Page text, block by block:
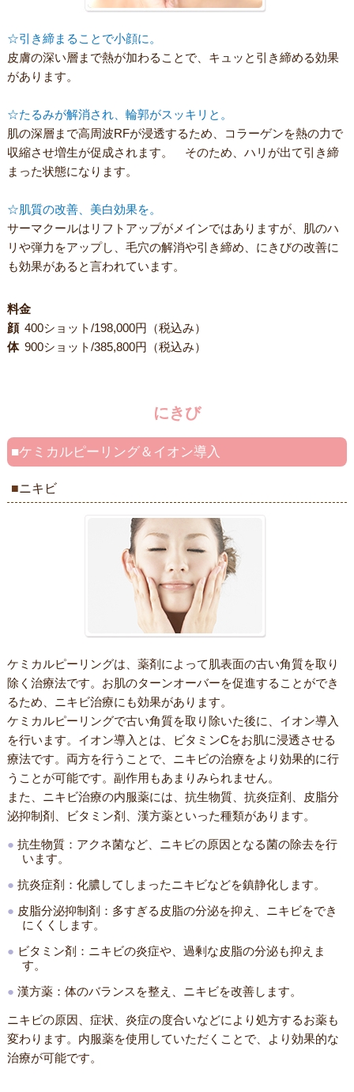
☆引き締まることで小顔に。
皮膚の深い層まで熱が加わることで、キュッと引き締める効果
があります。
☆たるみが解消され、輪郭がスッキリと。
肌の深層まで高周波RFが浸透するため、コラーゲンを熱の力で
収縮させ増生が促成されます。 そのため、ハリが出て引き締
まった状態になります。
☆肌質の改善、美白効果を。
サーマクールはリフトアップがメインではありますが、肌のハ
リや弾力をアップし、毛穴の解消や引き締め、にきびの改善に
も効果があると言われています。
料金
顔 400ショット/198,000円（税込み）
体 900ショット/385,800円（税込み）
にきび
ケミカルピーリング＆イオン導入
ニキビ
ケミカルピーリングは、薬剤によって肌表面の古い角質を取り
除く治療法です。お肌のターンオーバーを促進することができ
るため、ニキビ治療にも効果があります。
ケミカルピーリングで古い角質を取り除いた後に、イオン導入
を行います。イオン導入とは、ビタミンCをお肌に浸透させる
療法です。両方を行うことで、ニキビの治療をより効果的に行
うことが可能です。副作用もあまりみられません。
また、ニキビ治療の内服薬には、抗生物質、抗炎症剤、皮脂分
泌抑制剤、ビタミン剤、漢方薬といった種類があります。
抗生物質：アクネ菌など、ニキビの原因となる菌の除去を行
います。
抗炎症剤：化膿してしまったニキビなどを鎮静化します。
皮脂分泌抑制剤：多すぎる皮脂の分泌を抑え、ニキビをでき
にくくします。
ビタミン剤：ニキビの炎症や、過剰な皮脂の分泌も抑えま
す。
漢方薬：体のバランスを整え、ニキビを改善します。
ニキビの原因、症状、炎症の度合いなどにより処方するお薬も
変わります。内服薬を使用していただくことで、より効果的な
治療が可能です。